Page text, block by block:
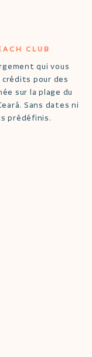
CLUB
qui vous
pour des
sur la plage du
Sans dates ni
prédéfinis.